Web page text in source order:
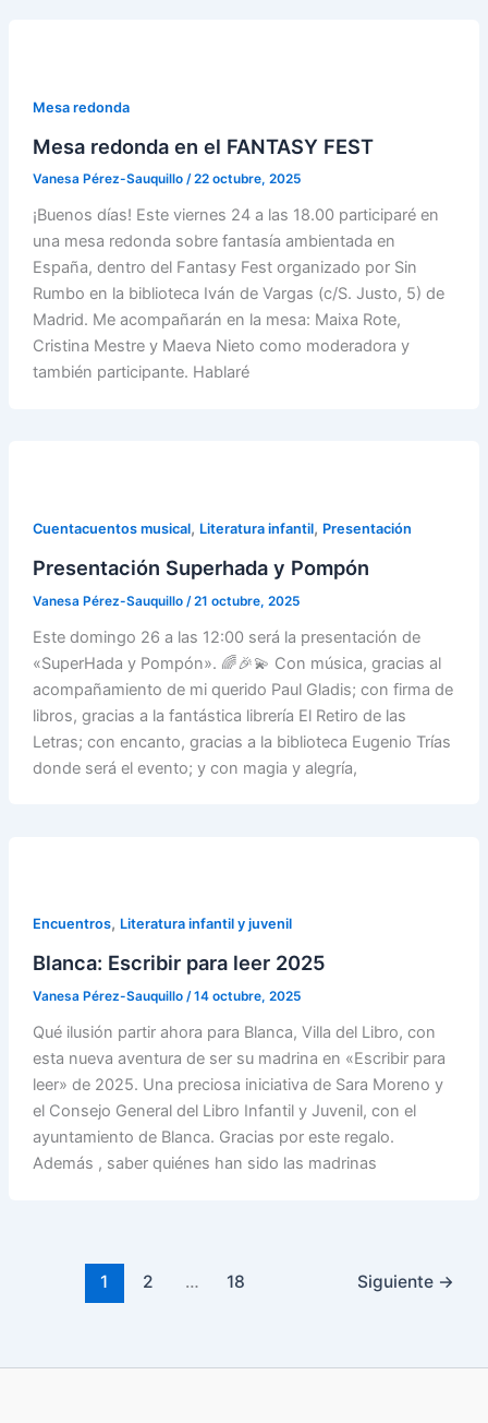
Mesa redonda
Mesa redonda en el FANTASY FEST
Vanesa Pérez-Sauquillo /22 octubre, 2025
¡Buenos días! Este viernes 24 a las 18.00 participaré en
una mesa redonda sobre fantasía ambientada en
España, dentro del Fantasy Fest organizado por Sin
Rumbo en la biblioteca Iván de Vargas (c/S. Justo, 5) de
Madrid. Me acompañarán en la mesa: Maixa Rote,
Cristina Mestre y Maeva Nieto como moderadora y
también participante. Hablaré
Cuentacuentos musical, Literatura infantil, Presentación
Presentación Superhada y Pompón
Vanesa Pérez-Sauquillo /21 octubre, 2025
Este domingo 26 a las 12:00 será la presentación de
«SuperHada y Pompón». 🌈🎉💫 Con música, gracias al
acompañamiento de mi querido Paul Gladis; con firma de
libros, gracias a la fantástica librería El Retiro de las
Letras; con encanto, gracias a la biblioteca Eugenio Trías
donde será el evento; y con magia y alegría,
Encuentros, Literatura infantil y juvenil
Blanca: Escribir para leer 2025
Vanesa Pérez-Sauquillo /14 octubre, 2025
Qué ilusión partir ahora para Blanca, Villa del Libro, con
esta nueva aventura de ser su madrina en «Escribir para
leer» de 2025. Una preciosa iniciativa de Sara Moreno y
el Consejo General del Libro Infantil y Juvenil, con el
ayuntamiento de Blanca. Gracias por este regalo.
Además , saber quiénes han sido las madrinas
1 2 … 18 Siguiente →